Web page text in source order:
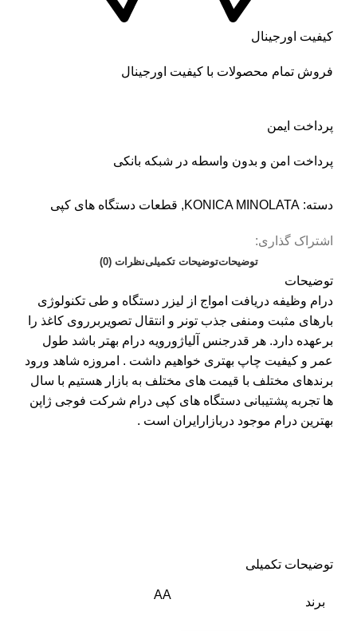
کیفیت اورجینال
فروش تمام محصولات با کیفیت اورجینال
پرداخت ایمن
پرداخت امن و بدون واسطه در شبکه بانکی
دسته: KONICA MINOLATA
, قطعات دستگاه های کپی
اشتراک گذاری:
توضیحاتتوضیحات تکمیلینظرات (0)
توضیحات
درام وظیفه دریافت امواج از لیزر دستگاه و طی تکنولوژی
بارهای مثبت ومنفی جذب تونر و انتقال تصویربرروی کاغذ را
برعهده دارد. هر قدرجنس آلیاژورویه درام بهتر باشد طول
عمر و کیفیت چاپ بهتری خواهیم داشت . امروزه شاهد ورود
برندهای مختلف با قیمت های مختلف به بازار هستیم با سال
ها تجربه پشتیبانی دستگاه های کپی درام شرکت فوجی ژاپن
بهترین درام موجود دربازارایران است .
توضیحات تکمیلی
برند
AA